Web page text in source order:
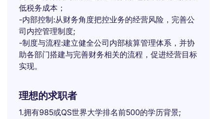
低税务成本；
-内部控制:从财务角度把控业务的经营风险，完善公
司内控管理制度;
-制度与流程:建立健全公司内部核算管理体系，并协
助各部门搭建与完善财务相关的流程，促进经营目标
实现。
理想的求职者
1.拥有985或QS世界大学排名前500的学历背景;